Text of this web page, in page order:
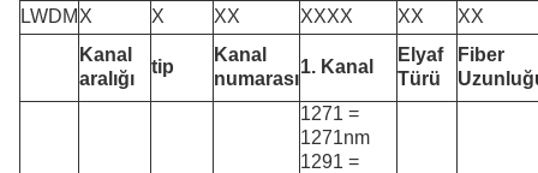
LWDM X X XX XXXX XX
XX
Kanal
aralığı
tip
Kanal
numarası
1. Kanal
Elyaf
Türü
Fiber
1271 =
1271nm
1291 =